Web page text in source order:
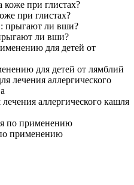
при глистах?
ли вши?
для детей от лямблий
аллергического кашля
применению